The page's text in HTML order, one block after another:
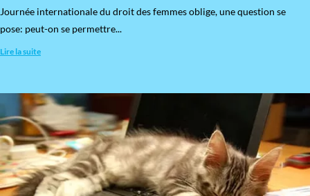
​Journée internationale du droit des femmes oblige, une question se
pose: peut-on se permettre...
Lire la suite